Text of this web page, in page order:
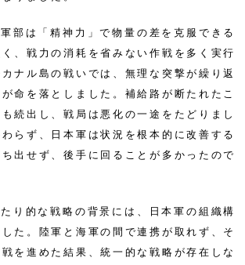
部は「精神力」で物量の差を克服できる
、戦力の消耗を省みない作戦を多く実行
ナル島の戦いでは、無理な突撃が繰り返
命を落としました。補給路が断たれたこ
続出し、戦局は悪化の一途をたどりまし
らず、日本軍は状況を根本的に改善する
出せず、後手に回ることが多かったので
り的な戦略の背景には、日本軍の組織構
た。陸軍と海軍の間で連携が取れず、そ
を進めた結果、統一的な戦略が存在しな